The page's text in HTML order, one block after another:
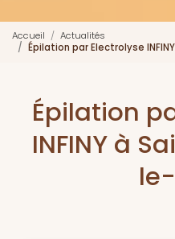
Accueil
Actualités
Épilation par Electrolyse
Épilation
INFINY à